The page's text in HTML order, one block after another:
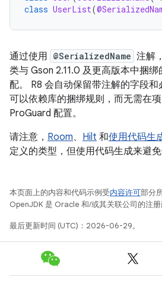
class UserList(
通过使用 @SerializedName 注解
类与 Gson 2.11.0 及更高版本中捆绑
配。 R8 会自动保留带注解的字段
可以依赖库的捆绑规则，而无需在
ProGuard 配置。
请注意， Room、 Hilt 和使用代码生
定义的类型，但使用代码生成来避免
本页面上的内容和代码示例受内容许可部分
OpenJDK 是 Oracle 和/或其关联公司的注册
最后更新时间 (UTC)：2026-06-29。